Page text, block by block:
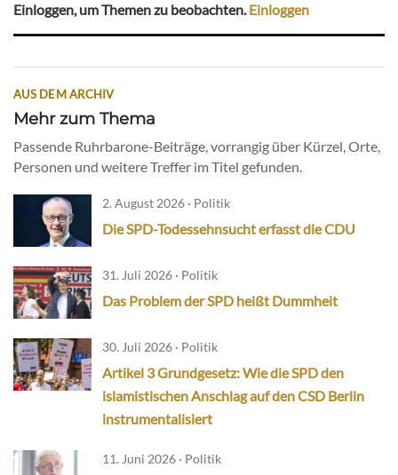
Einloggen, um Themen zu beobachten.Einloggen
AUS DEM ARCHIV
Mehr zum Thema
Passende Ruhrbarone-Beiträge, vorrangig über Kürzel, Orte,
Personen und weitere Treffer im Titel gefunden.
2. August 2026 · Politik
Die SPD-Todessehnsucht erfasst die CDU
31. Juli 2026 · Politik
Das Problem der SPD heißt Dummheit
30. Juli 2026 · Politik
Artikel 3 Grundgesetz: Wie die SPD den
islamistischen Anschlag auf den CSD Berlin
instrumentalisiert
11. Juni 2026 · Politik